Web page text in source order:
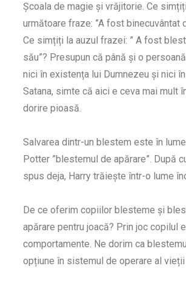
Școala de magie și vrăjitorie. Ce
următoare fraze: ”A fost binecuvântat
Ce simțiți la auzul frazei: ” A fost
său”? Presupun că până și o
nici în existența lui Dumnezeu și nici
Satana, simte că aici e ceva mai mult
dorire pioasă.
Salvarea dintr-un blestem este în
Potter ”blestemul de apărare”. După
spus deja, Harry trăiește într-o lume
De ce oferim copiilor blesteme și
apărare pentru joacă? Prin joc copilul
comportamente. Ne dorim ca
opțiune în sistemul de operare al vieții